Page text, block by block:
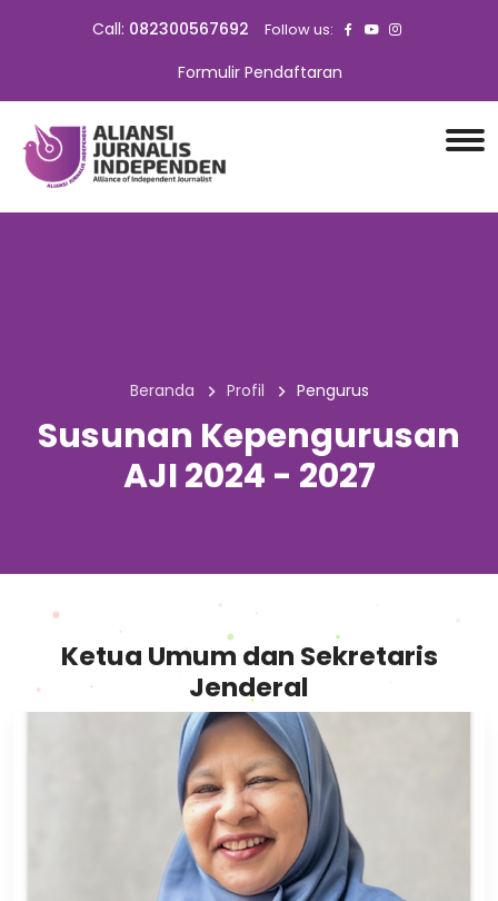
Call: 082300567692 Follow us:
Formulir Pendaftaran
Beranda Profil Pengurus
Susunan Kepengurusan
AJI 2024 - 2027
Ketua Umum dan Sekretaris
Jenderal